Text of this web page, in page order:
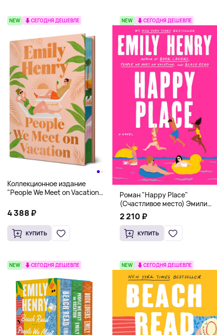
NEW СЕГОДНЯ ДЕШЕВЛЕ
Коллекционное издание
"People We Meet on Vacation"
Hardcover
4 388 ₽
КУПИТЬ
NEW СЕГОДНЯ ДЕШЕВЛЕ
Роман "Happy Place"
(Счастливое место) Эмили
Генри | Твердый переплет
2 210 ₽
КУПИТЬ
NEW СЕГОДНЯ ДЕШЕВЛЕ NEW СЕГОДНЯ ДЕШЕВЛЕ